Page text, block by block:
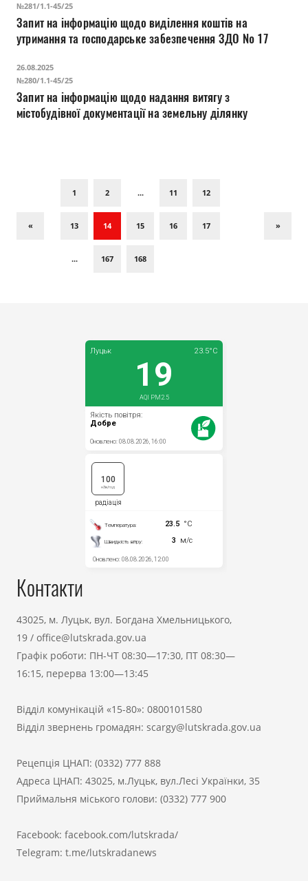
№281/1.1-45/25
Запит на інформацію щодо виділення коштів на
утримання та господарське забезпечення ЗДО № 17
26.08.2025
№280/1.1-45/25
Запит на інформацію щодо надання витягу з
містобудівної документації на земельну ділянку
«
1 2 ... 11 12
13 14 15 16 17
... 167 168
»
Контакти
43025, м. Луцьк, вул. Богдана Хмельницького,
19 / office@lutskrada.gov.ua
Графік роботи: ПН-ЧТ 08:30—17:30, ПТ 08:30—
16:15, перерва 13:00—13:45
Відділ комунікацій «15-80»: 0800101580
Відділ звернень громадян: scargy@lutskrada.gov.ua
Рецепція ЦНАП: (0332) 777 888
Адреса ЦНАП: 43025, м.Луцьк, вул.Лесі Українки, 35
Приймальня міського голови: (0332) 777 900
Facebook: facebook.com/lutskrada/
Telegram: t.me/lutskradanews